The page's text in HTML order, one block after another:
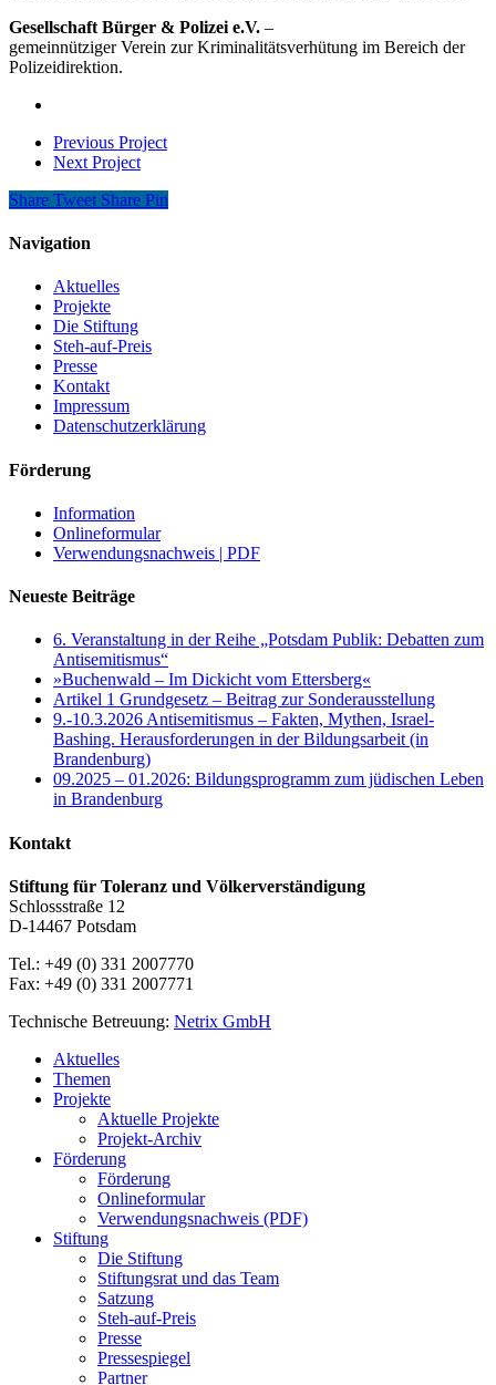
Gesellschaft Bürger & Polizei e.V. –
gemeinnütziger Verein zur Kriminalitätsverhütung im Bereich der
Polizeidirektion.
Previous Project
Next Project
Share Tweet Share Pin
Navigation
Aktuelles
Projekte
Die Stiftung
Steh-auf-Preis
Presse
Kontakt
Impressum
Datenschutzerklärung
Förderung
Information
Onlineformular
Verwendungsnachweis | PDF
Neueste Beiträge
6. Veranstaltung in der Reihe „Potsdam Publik: Debatten zum
Antisemitismus“
»Buchenwald – Im Dickicht vom Ettersberg«
Artikel 1 Grundgesetz – Beitrag zur Sonderausstellung
9.-10.3.2026 Antisemitismus – Fakten, Mythen, Israel-
Bashing. Herausforderungen in der Bildungsarbeit (in
Brandenburg)
09.2025 – 01.2026: Bildungsprogramm zum jüdischen Leben
in Brandenburg
Kontakt
Stiftung für Toleranz und Völkerverständigung
Schlossstraße 12
D-14467 Potsdam
Tel.: +49 (0) 331 2007770
Fax: +49 (0) 331 2007771
Technische Betreuung: Netrix GmbH
Close
Menu
Aktuelles
Themen
Projekte
Aktuelle Projekte
Projekt-Archiv
Förderung
Förderung
Onlineformular
Verwendungsnachweis (PDF)
Stiftung
Die Stiftung
Stiftungsrat und das Team
Satzung
Steh-auf-Preis
Presse
Pressespiegel
Partner